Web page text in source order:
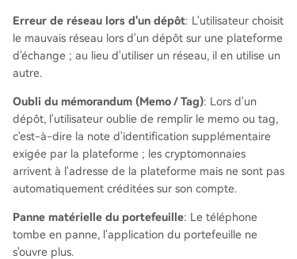
Erreur de réseau lors d'un dépôt: L'utilisateur choisit
le mauvais réseau lors d'un dépôt sur une plateforme
d'échange ; au lieu d'utiliser un réseau, il en utilise un
autre.
Oubli du mémorandum (Memo / Tag): Lors d'un
dépôt, l'utilisateur oublie de remplir le memo ou tag,
c'est-à-dire la note d'identification supplémentaire
exigée par la plateforme ; les cryptomonnaies
arrivent à l'adresse de la plateforme mais ne sont pas
automatiquement créditées sur son compte.
Panne matérielle du portefeuille: Le téléphone
tombe en panne, l'application du portefeuille ne
s'ouvre plus.